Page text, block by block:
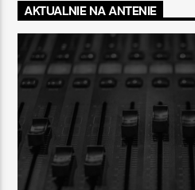
AKTUALNIE NA ANTENIE